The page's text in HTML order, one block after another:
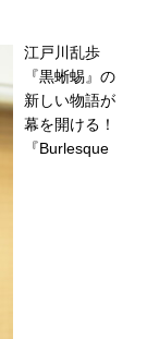
江戸川乱歩
『黒蜥蜴』の
新しい物語が
幕を開ける！
『Burlesque